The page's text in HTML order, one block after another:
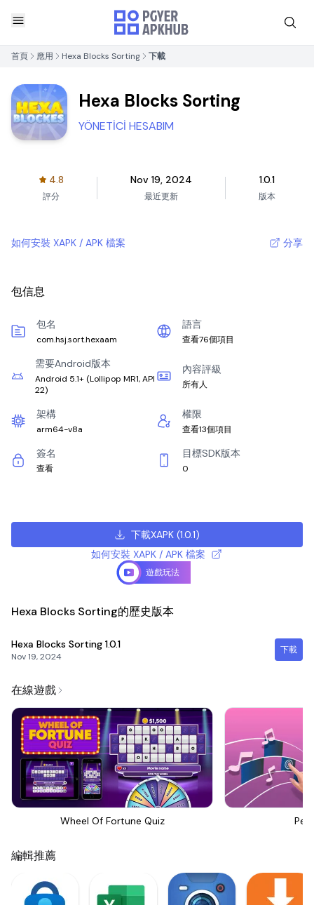
首頁 應用 Hexa Blocks Sorting 下載
Hexa Blocks Sorting
YÖNETİCİ HESABIM
4.8
評分
Nov 19, 2024
最近更新
1.0.1
版本
如何安裝 XAPK / APK 檔案 分享
包信息
包名
com.hsj.sort.hexaam
語言
查看76個項目
需要Android版本
Android 5.1+ (Lollipop MR1, API
22)
內容評級
所有人
架構
arm64-v8a
權限
查看13個項目
簽名
查看
目標SDK版本
0
下載XAPK(1.0.1)
如何安裝 XAPK / APK 檔案
遊戲玩法
Hexa Blocks Sorting的歷史版本
Hexa Blocks Sorting 1.0.1
Nov 19, 2024
下載
在線遊戲
Wheel Of Fortune Quiz
編輯推薦